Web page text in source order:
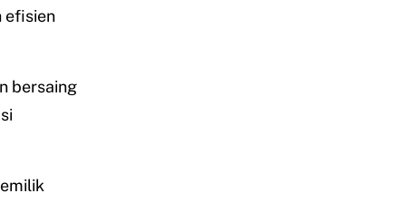
efisien
bersaing